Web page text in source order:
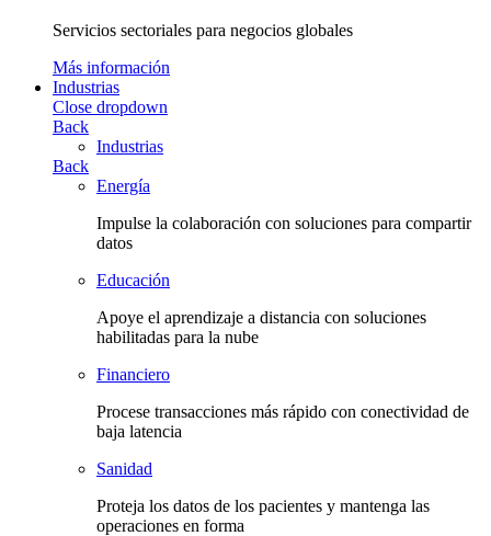
Servicios sectoriales para negocios globales
Más información
Industrias
Close dropdown
Back
Industrias
Back
Energía
Impulse la colaboración con soluciones para compartir
datos
Educación
Apoye el aprendizaje a distancia con soluciones
habilitadas para la nube
Financiero
Procese transacciones más rápido con conectividad de
baja latencia
Sanidad
Proteja los datos de los pacientes y mantenga las
operaciones en forma